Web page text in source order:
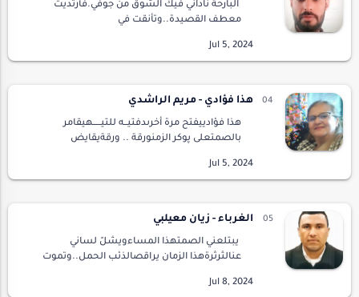
البارحة ناداني فيك الشوق من جوفي.فأرتديت
معطف القصيدة..وتأنقت في
الخيالعلى منتجعات التفكير ..فقال:لقد مرت من
هذا فؤادي - مريم الراشدي
هذا فؤادييفتح مرة أخرىدفتيــه للتيـــــهيقامر
بالصمتعلى پوكر الزمنورقة .. ورقةيقايض
نشوةًغنيمة النصرعلى طاولة الشطرنجتغامر هذه
الغرباء - زيان معيلبي
يبتلعني الصمتهذا المساءويشلّ لساني
عنالثرثرةهذا الزمان يراقصالذئب الحمل..وتموت
النجومعلى مسارحالحياة....أرى الليل يوزعأحلامه